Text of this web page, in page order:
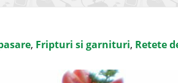
, Fripturi si garnituri, Retete